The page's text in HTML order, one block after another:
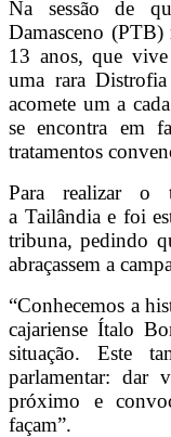
Na sessão de
Damasceno
13 anos, que
uma rara
acomete um a
se encontra em
tratamentos
Para realizar o
a Tailândia e foi
tribuna, pedindo
abraçassem a
“Conhecemos a
cajariense Ítalo
situação. Este
parlamentar: dar
próximo e
façam”.